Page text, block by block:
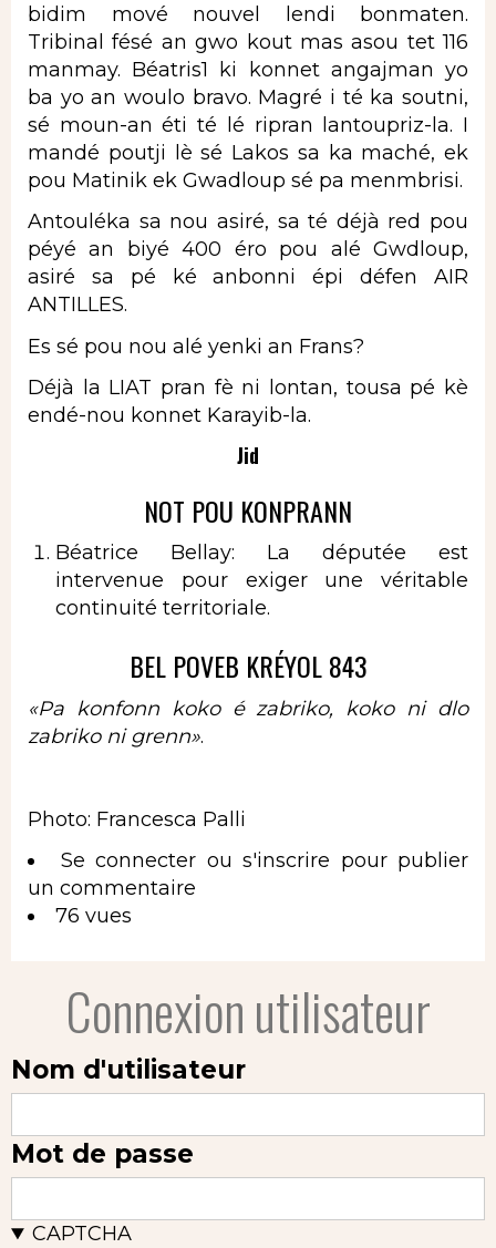
bidim mové nouvel lendi bonmaten.
Tribinal fésé an gwo kout mas asou tet 116
manmay. Béatris1 ki konnet angajman yo
ba yo an woulo bravo. Magré i té ka soutni,
sé moun-an éti té lé ripran lantoupriz-la. I
mandé poutji lè sé Lakos sa ka maché, ek
pou Matinik ek Gwadloup sé pa menmbrisi.
Antouléka sa nou asiré, sa té déjà red pou
péyé an biyé 400 éro pou alé Gwdloup,
asiré sa pé ké anbonni épi défen AIR
ANTILLES.
Es sé pou nou alé yenki an Frans?
Déjà la LIAT pran fè ni lontan, tousa pé kè
endé-nou konnet Karayib-la.
Jid
NOT POU KONPRANN
Béatrice Bellay: La députée est
intervenue pour exiger une véritable
continuité territoriale.
BEL POVEB KRÉYOL 843
«Pa konfonn koko é zabriko, koko ni dlo
zabriko ni grenn».
Photo: Francesca Palli
Se connecter ou s'inscrire pour publier
un commentaire
76 vues
Connexion utilisateur
Nom d'utilisateur
Mot de passe
CAPTCHA